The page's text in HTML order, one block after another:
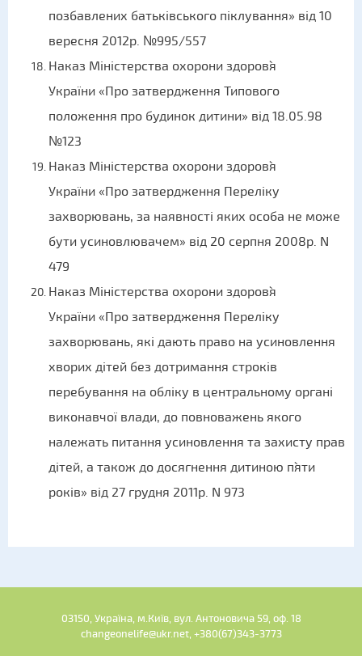
позбавлених батьківського піклування» від 10
вересня 2012р. №995/557
Наказ Міністерства охорони здоров`я
України «Про затвердження Типового
положення про будинок дитини» від 18.05.98
№123
Наказ Міністерства охорони здоров`я
України «Про затвердження Переліку
захворювань, за наявності яких особа не може
бути усиновлювачем» від 20 серпня 2008р. N
479
Наказ Міністерства охорони здоров`я
України «Про затвердження Переліку
захворювань, які дають право на усиновлення
хворих дітей без дотримання строків
перебування на обліку в центральному органі
виконавчої влади, до повноважень якого
належать питання усиновлення та захисту прав
дітей, а також до досягнення дитиною п`яти
років» від 27 грудня 2011р. N 973
03150, Україна, м.Київ, вул. Антоновича 59, оф. 18
changeonelife@ukr.net, +380(67)343-3773